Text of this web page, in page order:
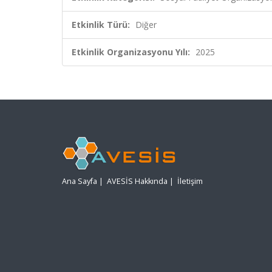
Etkinlik Türü: Diğer
Etkinlik Organizasyonu Yılı: 2025
Ana Sayfa | AVESİS Hakkında | İletişim